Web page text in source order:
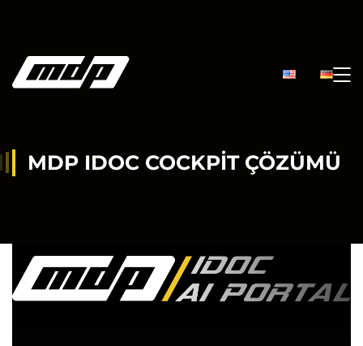
MDP IDOC COCKPIT ÇÖZÜMÜ